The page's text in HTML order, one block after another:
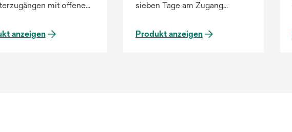
mit offenen
einschließlich
anzeigen
sieben Tage am Zugang
konsistenten Schutz zu sorgen.
Produkt anzeigen